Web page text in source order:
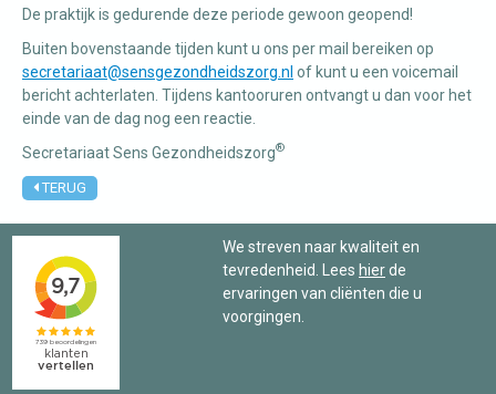
Viscerale
therapie
Craniosacraal
therapie
Fysiotherapie
De praktijk is gedurende deze periode gewoon geopend!
Buiten bovenstaande tijden kunt u ons per mail bereiken op
secretariaat@sensgezondheidszorg.nl of kunt u een voicemail
bericht achterlaten. Tijdens kantooruren ontvangt u dan voor het
einde van de dag nog een reactie.
Secretariaat Sens Gezondheidszorg®
TERUG
We streven naar kwaliteit en
tevredenheid. Lees hierde
ervaringen van cliënten die u
voorgingen.